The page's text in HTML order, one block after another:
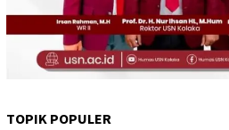
TOPIK POPULER